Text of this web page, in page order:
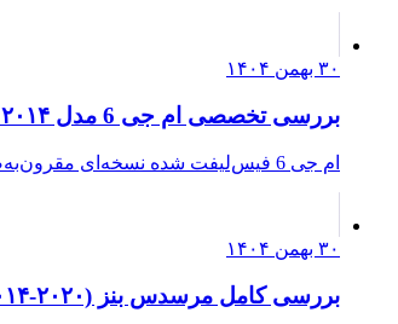
۳۰ بهمن ۱۴۰۴
بررسی تخصصی ام جی 6 مدل ۲۰۱۴ تا ۲۰۱۶ (فیس‌لیفت)
ام جی 6 فیس‌لیفت شده نسخه‌ای مقرون‌به‌صرفه و مجهز از یک سدان خانوادگی است که با موتور دیزلی پرقدرت اما کمی خشن…
۳۰ بهمن ۱۴۰۴
بررسی کامل مرسدس بنز GLA (۲۰۱۴-۲۰۲۰)؛ کراس‌اوور کامپکت پریمیوم